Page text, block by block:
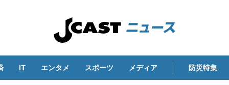
IT エンタメ スポーツ メディア 防災特集